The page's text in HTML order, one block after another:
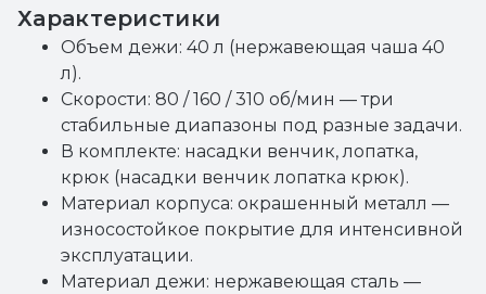
Характеристики
Объем дежи: 40 л (нержавеющая чаша 40
л).
Скорости: 80 / 160 / 310 об/мин — три
стабильные диапазоны под разные задачи.
В комплекте: насадки венчик, лопатка,
крюк (насадки венчик лопатка крюк).
Материал корпуса: окрашенный металл —
износостойкое покрытие для интенсивной
эксплуатации.
Материал дежи: нержавеющая сталь —